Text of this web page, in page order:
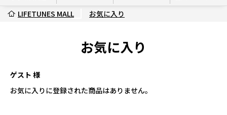
LIFETUNES MALL お気に入り
お気に入り
ゲスト 様
お気に入りに登録された商品はありません。